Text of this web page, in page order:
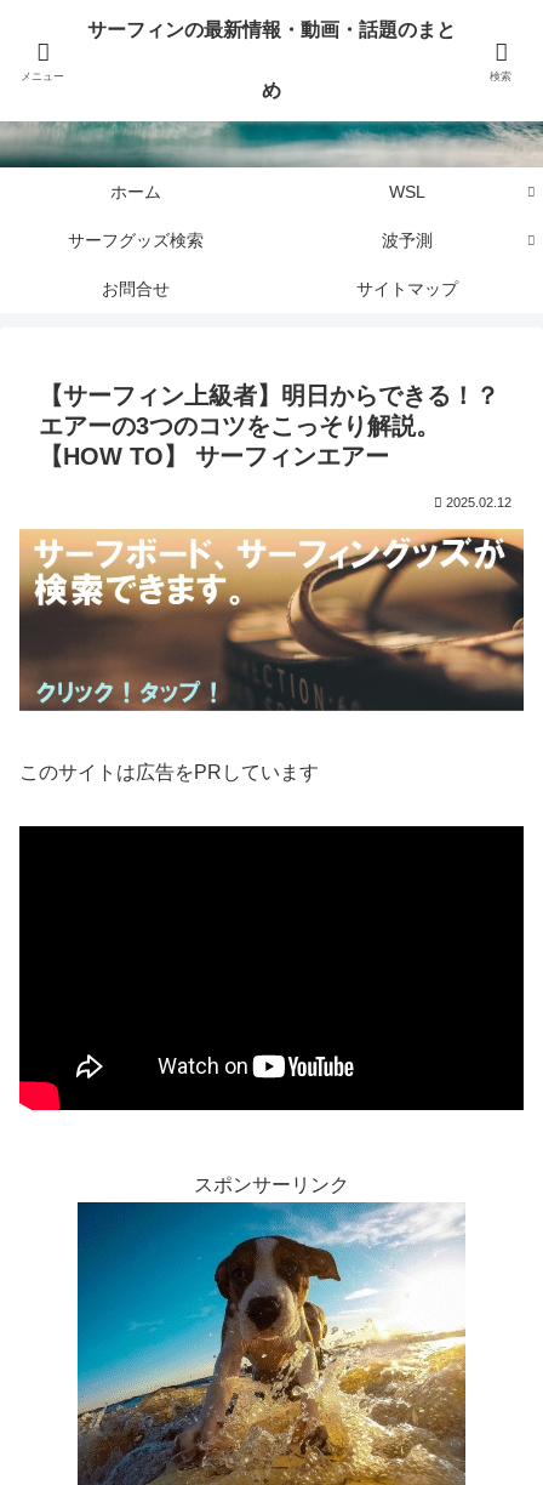
サーフィンに関するニュース・話題や最新情報を写真、画像、動画でまとめて
ホーム WSL
サーフグッズ検索 波予測
お問合せ サイトマップ
【サーフィン上級者】明日からできる！？
エアーの3つのコツをこっそり解説。
【HOW TO】 サーフィンエアー
2025.02.12
このサイトは広告をPRしています
スポンサーリンク
メニュー
サーフィンの最新情報・動画・話題のまと
め
検索